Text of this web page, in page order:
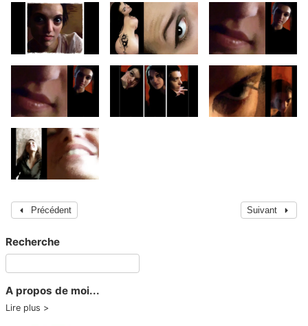
Précédent Suivant
Recherche
A propos de moi...
Lire plus